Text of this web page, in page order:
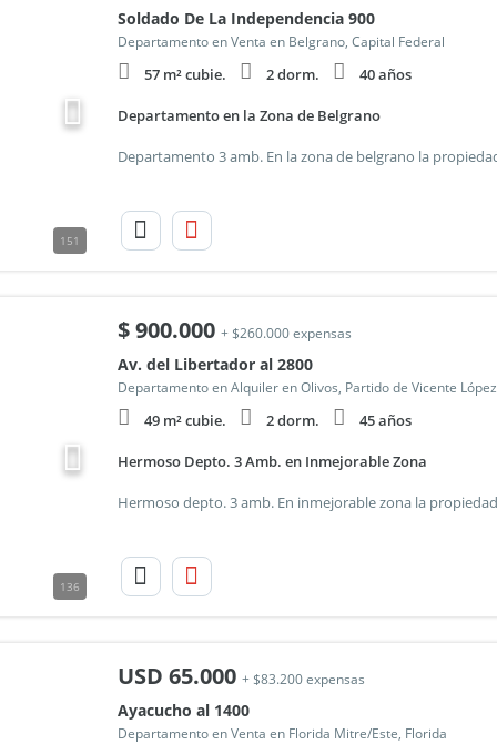
151
Soldado De La Independencia 900
Departamento en Venta en Belgrano, Capital Federal
57 m² cubie. 2 dorm. 40 años
Departamento en la Zona de Belgrano
136
$900.000 + $260.000 expensas
Av. del Libertador al 2800
Departamento en Alquiler en Olivos, Partido de Vicente López
49 m² cubie. 2 dorm. 45 años
Hermoso Depto. 3 Amb. en Inmejorable Zona
USD 65.000 + $83.200 expensas
Ayacucho al 1400
Departamento en Venta en Florida Mitre/Este, Florida